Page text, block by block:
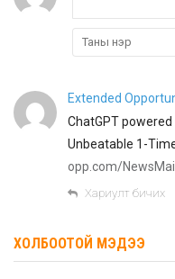
Extended
ChatGPT
Unbeatable 1-
opp.com/
Хариулт бичих
ХОЛБООТОЙ МЭДЭЭ